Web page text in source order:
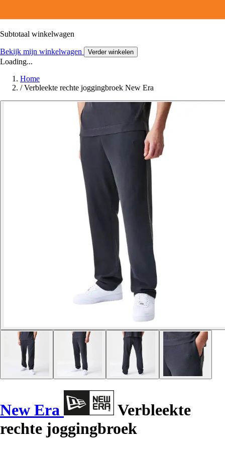
Subtotaal winkelwagen
Bekijk mijn winkelwagen Verder winkelen
Loading...
Home
/ Verbleekte rechte joggingbroek New Era
New Era
Verbleekte
rechte joggingbroek